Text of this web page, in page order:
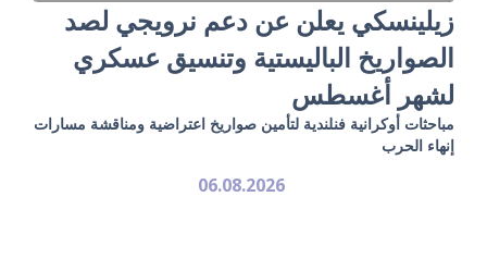
زيلينسكي يعلن عن دعم نرويجي لصد
الصواريخ الباليستية وتنسيق عسكري
لشهر أغسطس
مباحثات أوكرانية فنلندية لتأمين صواريخ اعتراضية ومناقشة مسارات
إنهاء الحرب
06.08.2026